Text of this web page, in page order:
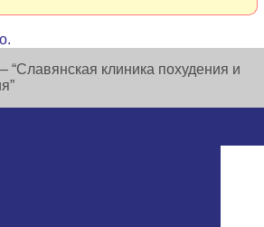
клиника похудения и